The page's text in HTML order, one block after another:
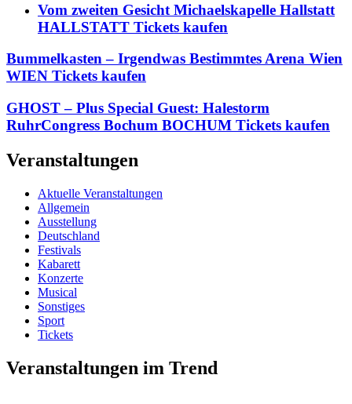
Vom zweiten Gesicht Michaelskapelle Hallstatt
HALLSTATT Tickets kaufen
Bummelkasten – Irgendwas Bestimmtes Arena Wien
WIEN Tickets kaufen
GHOST – Plus Special Guest: Halestorm
RuhrCongress Bochum BOCHUM Tickets kaufen
Veranstaltungen
Aktuelle Veranstaltungen
Allgemein
Ausstellung
Deutschland
Festivals
Kabarett
Konzerte
Musical
Sonstiges
Sport
Tickets
Veranstaltungen im Trend